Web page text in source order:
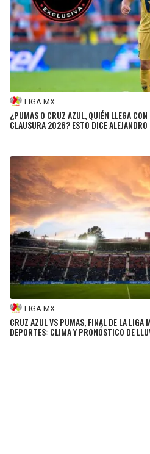
LIGA MX
¿PUMAS O CRUZ AZUL, QUIÉN LLEGA
CLAUSURA 2026? ESTO DICE ALEJANDRO
LIGA MX
CRUZ AZUL VS PUMAS, FINAL DE LA LIGA
DEPORTES: CLIMA Y PRONÓSTICO DE